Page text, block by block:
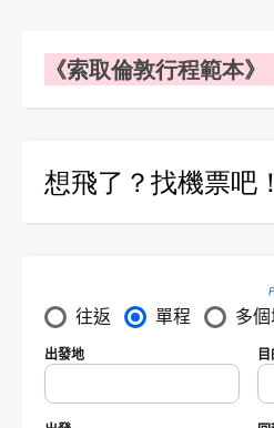
《索取倫敦行程範本》
想飛了？找機票吧！